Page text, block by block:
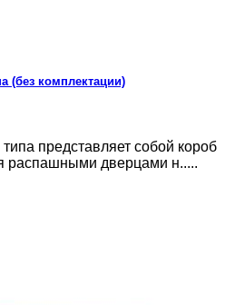
(без комплектации)
представляет собой короб
распашными дверцами н.....